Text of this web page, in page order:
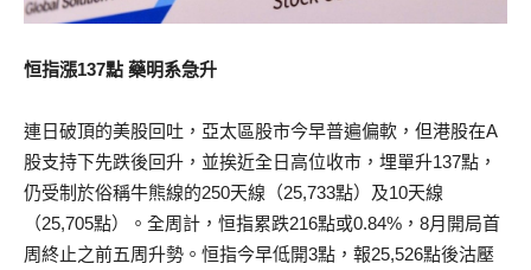
恒指漲137點 藥明系急升
連日破頂的美股回吐，亞太區股市今早普遍偏軟，但港股在A
股支持下先跌後回升，並挨近全日高位收市，埋單升137點，
仍受制於俗稱牛熊線的250天線（25,733點）及10天線
（25,705點）。全周計，恒指累跌216點或0.84%，8月開局首
周終止之前五周升勢。恒指今早低開3點，報25,526點後沽壓